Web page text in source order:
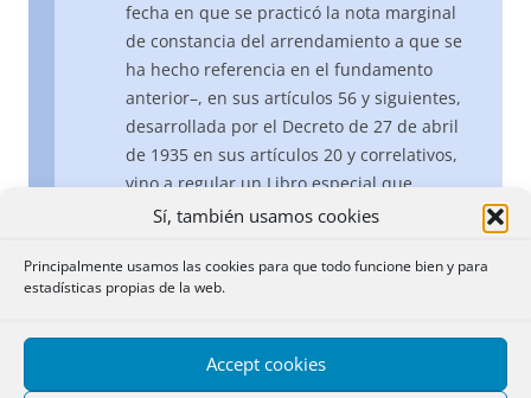
Sí, también usamos cookies
Principalmente usamos las cookies para que todo funcione bien y para
estadísticas propias de la web.
Accept cookies
fecha en que se practicó la nota marginal
de constancia del arrendamiento a que se
ha hecho referencia en el fundamento
anterior–, en sus artículos 56 y siguientes,
desarrollada por el Decreto de 27 de abril
de 1935 en sus artículos 20 y correlativos,
vino a regular un Libro especial que
debería llevarse en todo Registro de la
arrendamientos de todas clases y
aparcerías de fincas rústicas radicantes en
respectiva demarcación. Los asientos se
practicaban en el mismo por el sistema de